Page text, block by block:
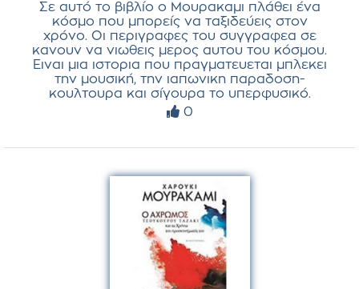
Σε αυτό το βιβλίο ο Μουρακαμι πλάθει ένα
κόσμο που μπορείς να ταξιδεύεις στον
χρόνο. Οι περιγραφες του συγγραφεα σε
κανουν να νιωθεις μερος αυτου του κόσμου.
Ειναι μια ιστορια που πραγματευεται μπλεκει
την μουσική, την ιαπωνικη παραδοση-
κουλτουρα και σίγουρα το υπερφυσικό.
0